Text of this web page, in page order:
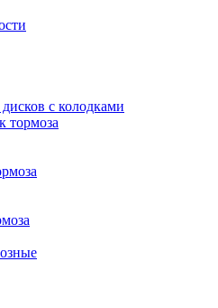
с колодками
тормоза